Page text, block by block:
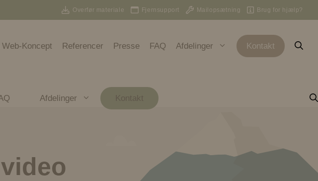
Overfør materiale Fjernsupport Mailopsætning Brug for hjælp?
Web-Koncept Referencer Presse FAQ Afdelinger Kontakt
Afdelinger Kontakt